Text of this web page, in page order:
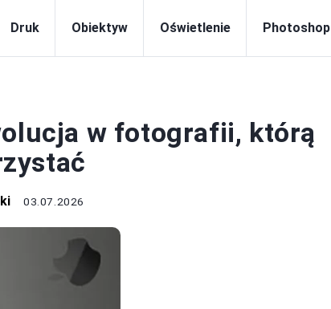
Druk Obiektyw Oświetlenie Photoshop
w fotografii, którą
03.07.2026